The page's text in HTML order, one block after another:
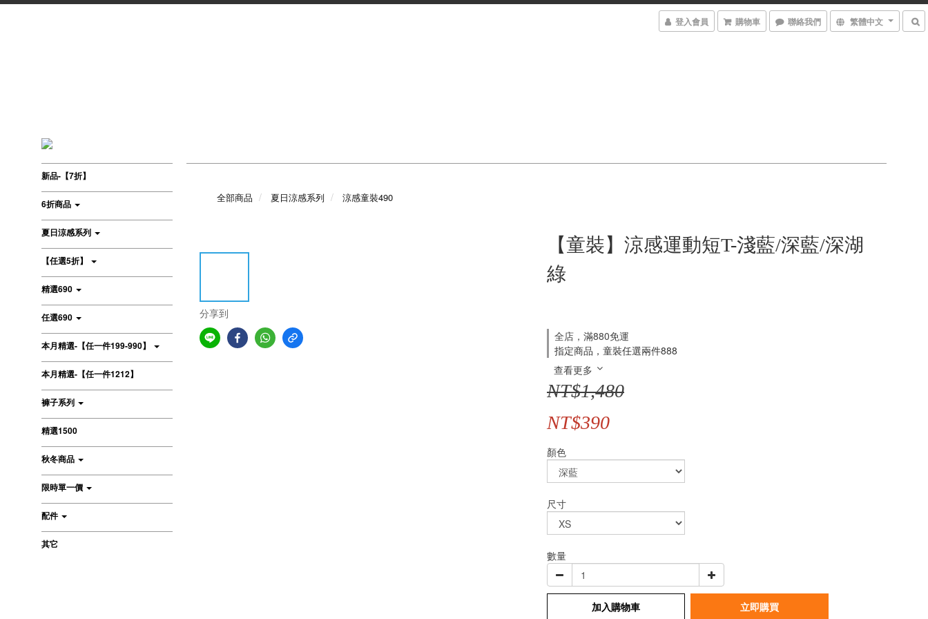
登入會員 購物車 聯絡我們 繁體中文
新品-【7折】
6折商品
夏日涼感系列
【任選5折】
精選690
任選690
本月精選-【任一件199-990】
本月精選-【任一件1212】
褲子系列
精選1500
秋冬商品
限時單一價
配件
其它
全部商品 夏日涼感系列 涼感童裝490
分享到
【童裝】涼感運動短T-淺藍/深藍/深湖
綠
全店，滿880免運
指定商品，童裝任選兩件888
查看更多
NT$1,480
NT$390
顏色
尺寸
數量
加入購物車 立即購買